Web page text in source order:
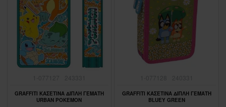
GRAFFITI ΚΑΣΕΤΙΝΑ ΔΙΠΛΗ ΓΕΜΑΤΗ
URBAN POKEMON
GRAFFITI ΚΑΣΕΤΙΝΑ ΔΙΠΛΗ ΓΕΜΑΤΗ
BLUEY GREEN